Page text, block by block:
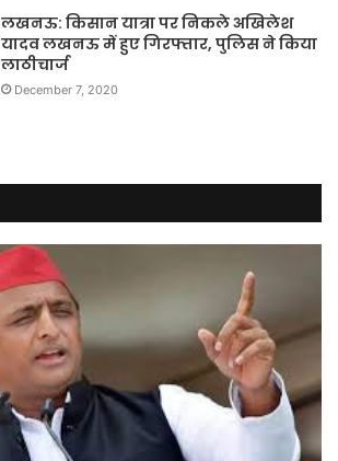
लखनऊ: किसान यात्रा पर निकले अखिलेश
यादव लखनऊ में हुए गिरफ्तार, पुलिस ने किया
लाठीचार्ज
December 7, 2020